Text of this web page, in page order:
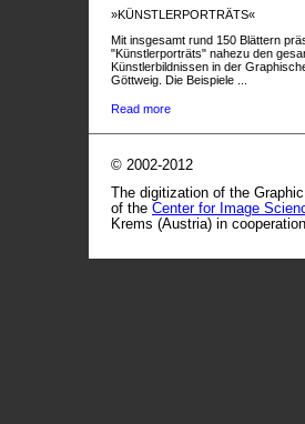
»KÜNSTLERPORTRÄTS«
Mit insgesamt rund 150 Blättern
"Künstlerporträts" nahezu den
Künstlerbildnissen in der
Göttweig. Die Beispiele ...
Read more
© 2002-2012
The digitization of the
of the Center for Image
Krems (Austria) in